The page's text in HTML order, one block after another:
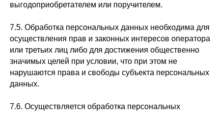
выгодоприобретателем или поручителем.
7.5. Обработка персональных данных необходима для
осуществления прав и законных интересов оператора
или третьих лиц либо для достижения общественно
значимых целей при условии, что при этом не
нарушаются права и свободы субъекта персональных
данных.
7.6. Осуществляется обработка персональных